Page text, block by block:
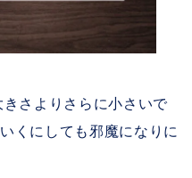
さよりさらに小さいで
くにしても邪魔になりに